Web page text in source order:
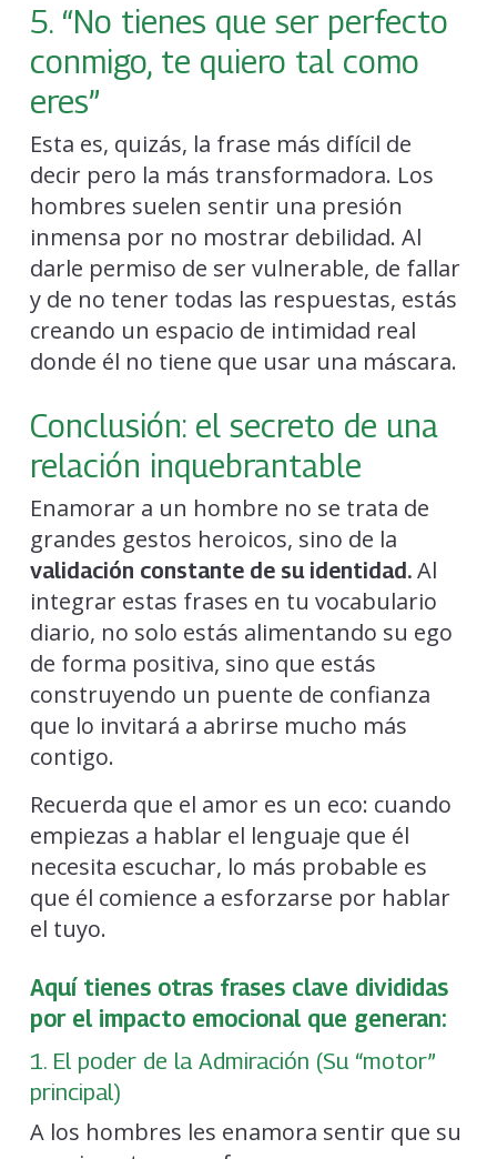
5. “No tienes que ser perfecto
conmigo, te quiero tal como
eres”
Esta es, quizás, la frase más difícil de
decir pero la más transformadora. Los
hombres suelen sentir una presión
inmensa por no mostrar debilidad. Al
darle permiso de ser vulnerable, de fallar
y de no tener todas las respuestas, estás
creando un espacio de intimidad real
donde él no tiene que usar una máscara.
Conclusión: el secreto de una
relación inquebrantable
Enamorar a un hombre no se trata de
grandes gestos heroicos, sino de la
validación constante de su identidad.Al
integrar estas frases en tu vocabulario
diario, no solo estás alimentando su ego
de forma positiva, sino que estás
construyendo un puente de confianza
que lo invitará a abrirse mucho más
contigo.
Recuerda que el amor es un eco: cuando
empiezas a hablar el lenguaje que él
necesita escuchar, lo más probable es
que él comience a esforzarse por hablar
el tuyo.
Aquí tienes otras frases clave divididas
por el impacto emocional que generan:
1. El poder de la Admiración (Su “motor”
principal)
A los hombres les enamora sentir que su